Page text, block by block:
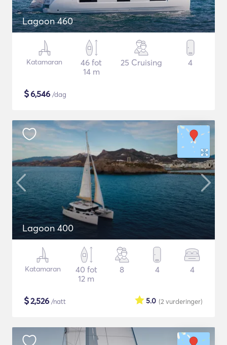
Lagoon 460
Katamaran
46 fot
14 m
25 Cruising 4
$6,546 /dag
Lagoon 400
Katamaran
40 fot
12 m
8 4 4
$2,526 /natt (2 vurderinger)
5.0